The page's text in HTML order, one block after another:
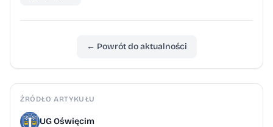
← Powrót do aktualności
ŹRÓDŁO ARTYKUŁU
UG Oświęcim